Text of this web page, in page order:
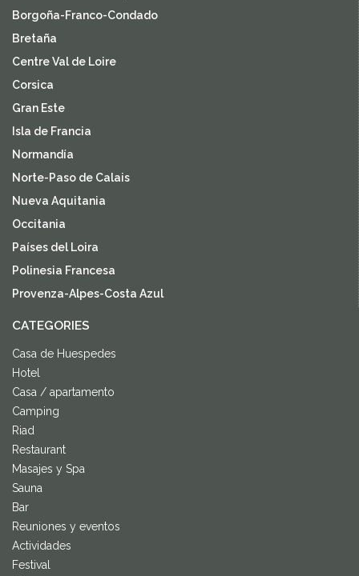
Borgoña-Franco-Condado
Bretaña
Centre Val de Loire
Corsica
Gran Este
Isla de Francia
Normandía
Norte-Paso de Calais
Nueva Aquitania
Occitania
Países del Loira
Polinesia Francesa
Provenza-Alpes-Costa Azul
CATEGORIES
Casa de Huespedes
Hotel
Casa / apartamento
Camping
Riad
Restaurant
Masajes y Spa
Sauna
Bar
Reuniones y eventos
Actividades
Festival